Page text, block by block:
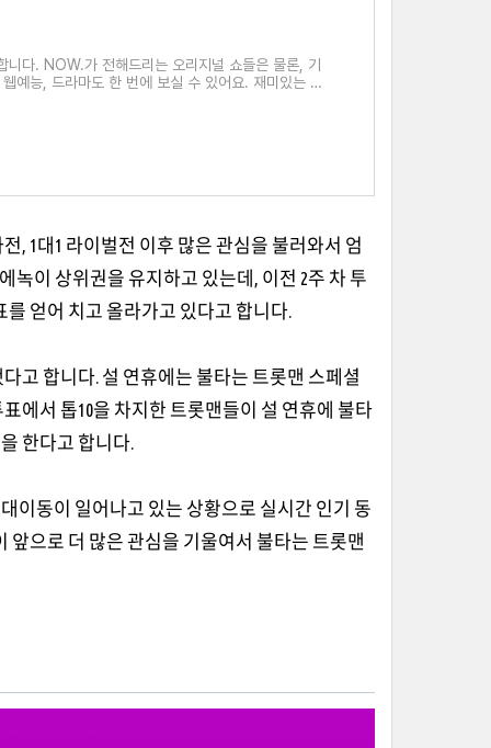
다. NOW.가 전해드리는 오리지널 쇼들은 물론, 기
예능, 드라마도 한 번에 보실 수 있어요. 재미있는 방
, 1대1 라이벌전 이후 많은 관심을 불러와서 엄
녹이 상위권을 유지하고 있는데, 이전 2주 차 투
를 얻어 치고 올라가고 있다고 합니다.
고 합니다. 설 연휴에는 불타는 트롯맨 스페셜
에서 톱10을 차지한 트롯맨들이 설 연휴에 불타
한다고 합니다.
이동이 일어나고 있는 상황으로 실시간 인기 동
으로 더 많은 관심을 기울여서 불타는 트롯맨